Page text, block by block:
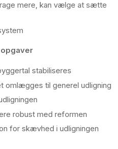
mere, kan vælge at sætte
stabiliseres
omlægges til generel udligning
robust med reformen
for skævhed i udligningen